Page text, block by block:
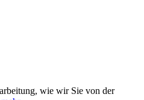
wie wir Sie von der